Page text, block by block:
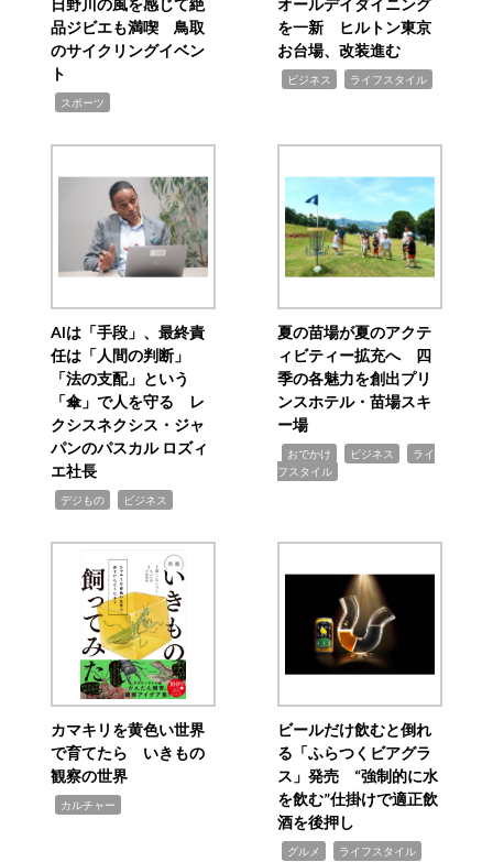
日野川の風を感じて絶
品ジビエも満喫 鳥取
のサイクリングイベン
ト
スポーツ
オールデイダイニング
を一新 ヒルトン東京
お台場、改装進む
ビジネス ライフスタイル
AIは「手段」、最終責
任は「人間の判断」
「法の支配」という
「傘」で人を守る レ
クシスネクシス・ジャ
パンのパスカル ロズィ
エ社長
デジもの ビジネス
夏の苗場が夏のアクテ
ィビティー拡充へ 四
季の各魅力を創出プリ
ンスホテル・苗場スキ
ー場
おでかけ ビジネス
ライ
フスタイル
カマキリを黄色い世界
で育てたら いきもの
観察の世界
カルチャー
ビールだけ飲むと倒れ
る「ふらつくビアグラ
ス」発売 “強制的に水
を飲む”仕掛けで適正飲
酒を後押し
グルメ ライフスタイル